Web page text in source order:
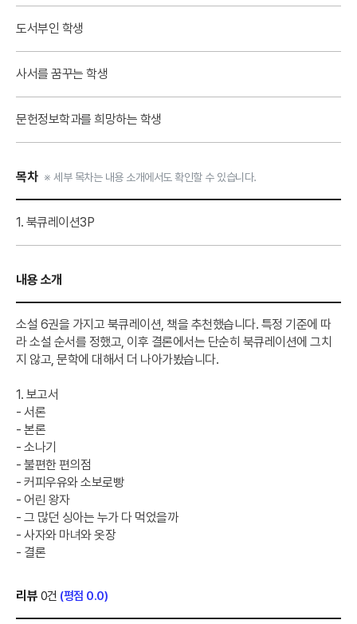
도서부인 학생
사서를 꿈꾸는 학생
문헌정보학과를 희망하는 학생
목차 ※ 세부 목차는 내용 소개에서도 확인할 수 있습니다.
1. 북큐레이션3P
내용 소개
소설 6권을 가지고 북큐레이션, 책을 추천했습니다. 특정 기준에 따
라 소설 순서를 정했고, 이후 결론에서는 단순히 북큐레이션에 그치
지 않고, 문학에 대해서 더 나아가봤습니다.
1. 보고서
- 서론
- 본론
- 소나기
- 불편한 편의점
- 커피우유와 소보로빵
- 어린 왕자
- 그 많던 싱아는 누가 다 먹었을까
- 사자와 마녀와 옷장
- 결론
리뷰 0건 (평점 0.0)